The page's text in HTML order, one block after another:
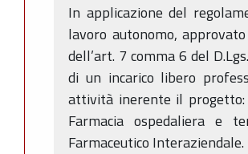
In applicazione del
lavoro autonomo,
dell’art. 7 comma 6 del
di un incarico libero
attività inerente il progetto:
Farmacia ospedaliera e
Farmaceutico Interaziendale.